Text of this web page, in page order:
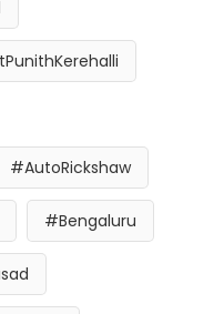
#AutoRickshaw
#Bengaluru